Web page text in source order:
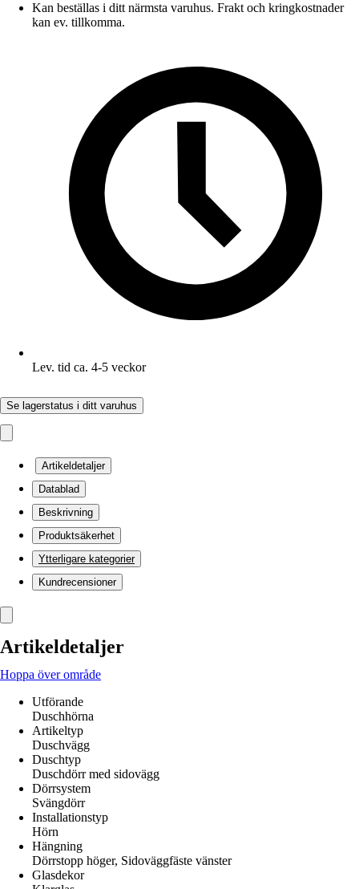
Kan beställas i ditt närmsta varuhus. Frakt och kringkostnader
kan ev. tillkomma.
Lev. tid ca. 4-5 veckor
Se lagerstatus i ditt varuhus
Artikeldetaljer
Datablad
Beskrivning
Produktsäkerhet
Ytterligare kategorier
Kundrecensioner
Artikeldetaljer
Hoppa över område
Utförande
Duschhörna
Artikeltyp
Duschvägg
Duschtyp
Duschdörr med sidovägg
Dörrsystem
Svängdörr
Installationstyp
Hörn
Hängning
Dörrstopp höger, Sidoväggfäste vänster
Glasdekor